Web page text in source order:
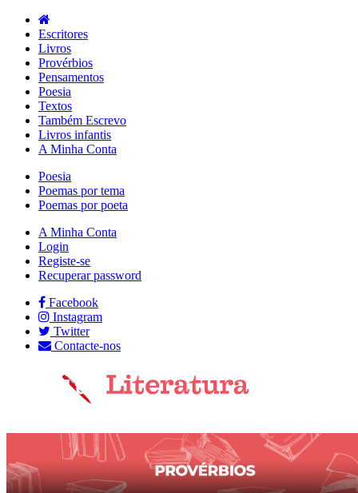
Escritores
Livros
Provérbios
Pensamentos
Poesia
Textos
Também Escrevo
Livros infantis
A Minha Conta
Poesia
Poemas por tema
Poemas por poeta
A Minha Conta
Login
Registe-se
Recuperar password
Facebook
Instagram
Twitter
Contacte-nos